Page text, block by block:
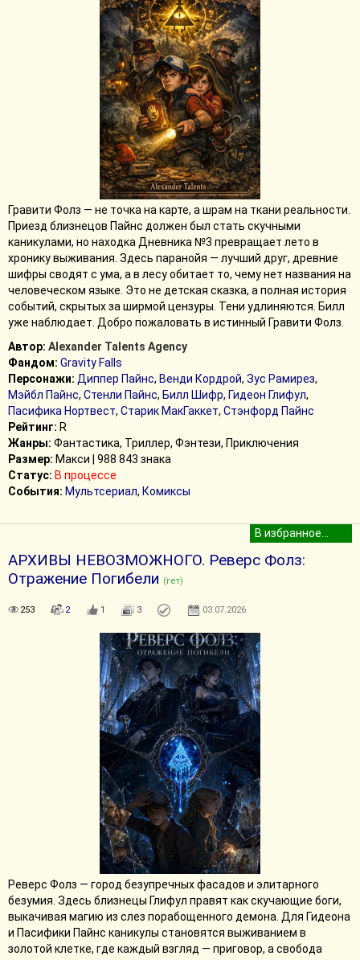
Гравити Фолз — не точка на карте, а шрам на ткани реальности.
Приезд близнецов Пайнс должен был стать скучными
каникулами, но находка Дневника №3 превращает лето в
хронику выживания. Здесь паранойя — лучший друг, древние
шифры сводят с ума, а в лесу обитает то, чему нет названия на
человеческом языке. Это не детская сказка, а полная история
событий, скрытых за ширмой цензуры. Тени удлиняются. Билл
уже наблюдает. Добро пожаловать в истинный Гравити Фолз.
Автор: Alexander Talents Agency
Фандом: Gravity Falls
Персонажи: Диппер Пайнс, Венди Кордрой, Зус Рамирез,
Мэйбл Пайнс, Стенли Пайнс, Билл Шифр, Гидеон Глифул,
Пасифика Нортвест, Старик МакГаккет, Стэнфорд Пайнс
Рейтинг: R
Жанры: Фантастика, Триллер, Фэнтези, Приключения
Размер: Макси | 988 843 знака
Статус: В процессе
События: Мультсериал, Комиксы
АРХИВЫ НЕВОЗМОЖНОГО. Реверс Фолз:
Отражение Погибели (гет)
253 2 1 3 03.07.2026
Реверс Фолз — город безупречных фасадов и элитарного
безумия. Здесь близнецы Глифул правят как скучающие боги,
выкачивая магию из слез порабощенного демона. Для Гидеона
и Пасифики Пайнс каникулы становятся выживанием в
золотой клетке, где каждый взгляд — приговор, а свобода